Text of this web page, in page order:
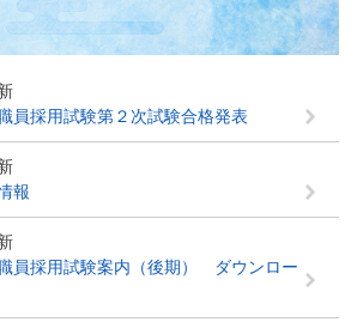
員採用試験第２次試験合格発表
報
員採用試験案内（後期） ダウンロー